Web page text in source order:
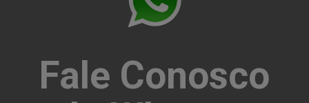
Fale Conosco